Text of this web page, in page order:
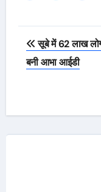
Post
सूबे में 62 लाख
बनी आभा आईडी